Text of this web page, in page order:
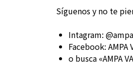
Síguenos y no te
Intagram:
Facebook:
o busca «AMPA